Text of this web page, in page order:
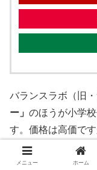
バランスラボ（旧
ー」 のほうが小学
す。価格は高価で
木製のダイニング
メニュー ホーム